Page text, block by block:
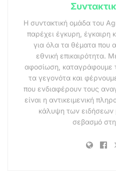
Η συντακτική ομάδα του
παρέχει έγκυρη, έγκαιρη
για όλα τα θέματα που
εθνική επικαιρότητα.
αφοσίωση, καταγράφουμε
τα γεγονότα και
που ενδιαφέρουν τους
είναι η αντικειμενική
κάλυψη των ειδήσεων
σεβασμό